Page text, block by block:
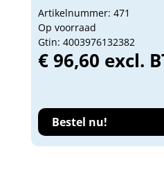
Artikelnummer: 471
Op voorraad
Gtin: 4003976132382
€ 96,60 excl.
Bestel nu!